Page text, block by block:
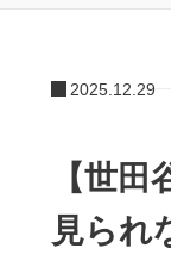
2025.12.29
【世
見られ